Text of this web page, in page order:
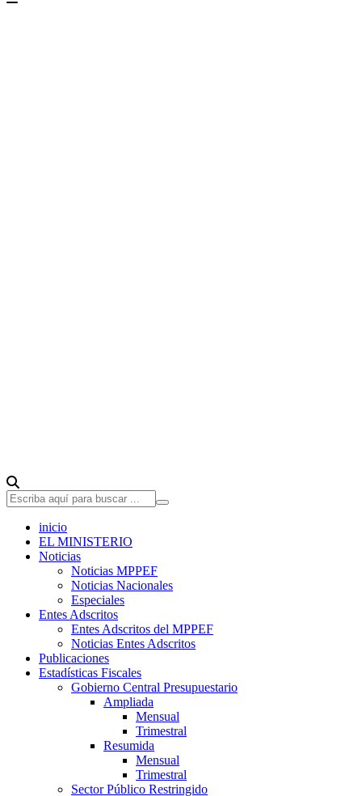
inicio
EL MINISTERIO
Noticias
Noticias MPPEF
Noticias Nacionales
Especiales
Entes Adscritos
Entes Adscritos del MPPEF
Noticias Entes Adscritos
Publicaciones
Estadísticas Fiscales
Gobierno Central Presupuestario
Ampliada
Mensual
Trimestral
Resumida
Mensual
Trimestral
Sector Público Restringido